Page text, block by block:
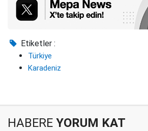
Etiketler :
Türkiye
Karadeniz
HABERE YORUM KAT